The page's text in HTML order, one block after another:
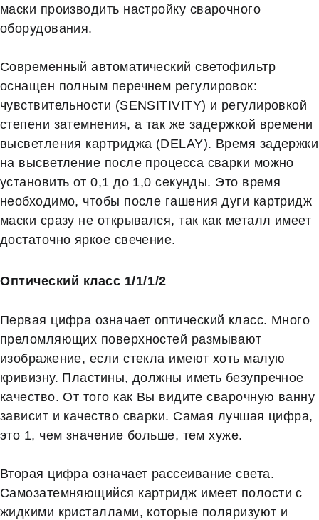
маски производить настройку сварочного
оборудования.
Современный автоматический светофильтр
оснащен полным перечнем регулировок:
чувствительности (SENSITIVITY) и регулировкой
степени затемнения, а так же задержкой времени
высветления картриджа (DELAY). Время задержки
на высветление после процесса сварки можно
установить от 0,1 до 1,0 секунды. Это время
необходимо, чтобы после гашения дуги картридж
маски сразу не открывался, так как металл имеет
достаточно яркое свечение.
Оптический класс 1/1/1/2
Первая цифра означает оптический класс. Много
преломляющих поверхностей размывают
изображение, если стекла имеют хоть малую
кривизну. Пластины, должны иметь безупречное
качество. От того как Вы видите сварочную ванну
зависит и качество сварки. Самая лучшая цифра,
это 1, чем значение больше, тем хуже.
Вторая цифра означает рассеивание света.
Самозатемняющийся картридж имеет полости с
жидкими кристаллами, которые поляризуют и